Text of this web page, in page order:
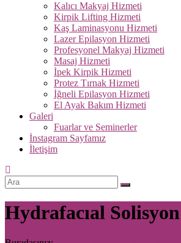
Kalıcı Makyaj Hizmeti
Kirpik Lifting Hizmeti
Kaş Laminasyonu Hizmeti
Lazer Epilasyon Hizmeti
Profesyonel Makyaj Hizmeti
Masaj Hizmeti
İpek Kirpik Hizmeti
Protez Tırnak Hizmeti
İğneli Epilasyon Hizmeti
El Ayak Bakım Hizmeti
Galeri
Fuarlar ve Seminerler
İnstagram Sayfamız
İletişim
Hydrafacıal Solisyon